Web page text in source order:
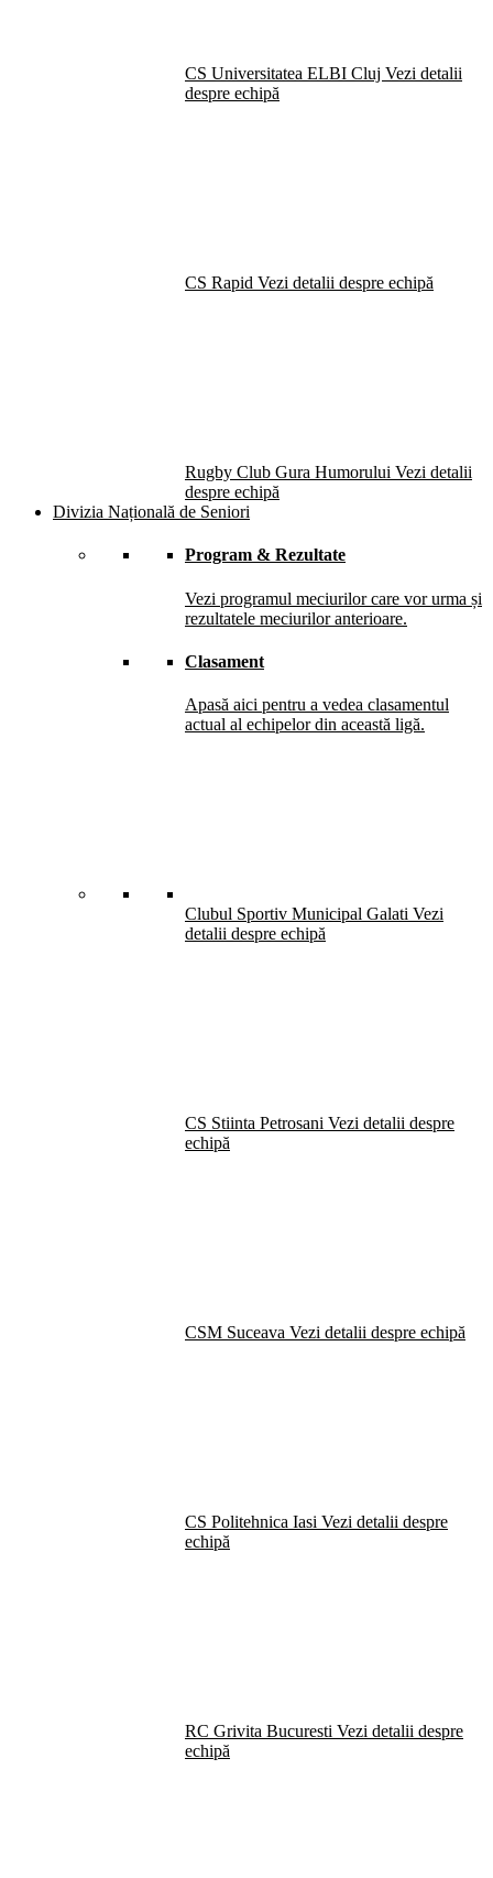
CS Universitatea ELBI Cluj Vezi detalii
despre echipă
CS Rapid Vezi detalii despre echipă
Rugby Club Gura Humorului Vezi detalii
despre echipă
Divizia Națională de Seniori
Program & Rezultate
Vezi programul meciurilor care vor urma și
rezultatele meciurilor anterioare.
Clasament
Apasă aici pentru a vedea clasamentul
actual al echipelor din această ligă.
Clubul Sportiv Municipal Galati Vezi
detalii despre echipă
CS Stiinta Petrosani Vezi detalii despre
echipă
CSM Suceava Vezi detalii despre echipă
CS Politehnica Iasi Vezi detalii despre
echipă
RC Grivita Bucuresti Vezi detalii despre
echipă